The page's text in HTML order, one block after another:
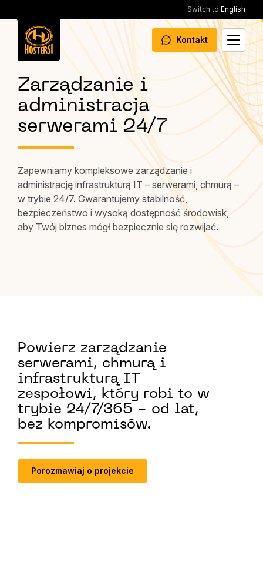
Switch to English
Kontakt
Zarządzanie i
administracja
serwerami 24/7
Zapewniamy kompleksowe zarządzanie i
administrację infrastrukturą IT – serwerami, chmurą –
w trybie 24/7. Gwarantujemy stabilność,
bezpieczeństwo i wysoką dostępność środowisk,
aby Twój biznes mógł bezpiecznie się rozwijać.
Powierz zarządzanie
serwerami, chmurą i
infrastrukturą IT
zespołowi, który robi to w
trybie 24/7/365 - od lat,
bez kompromisów.
Porozmawiaj o projekcie